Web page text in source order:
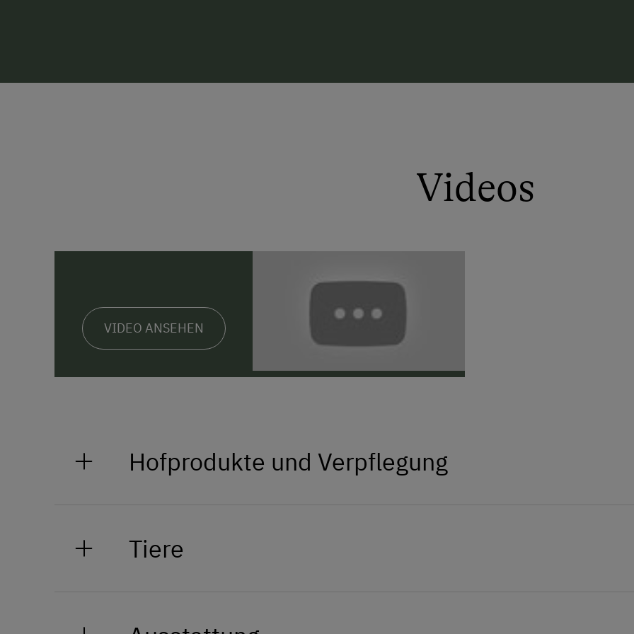
Videos
VIDEO ANSEHEN
Hofprodukte und Verpflegung
Bauern zugekauft. Von Honig und Honigprodukten aus dem Almenland über Nudeln,
Tiere